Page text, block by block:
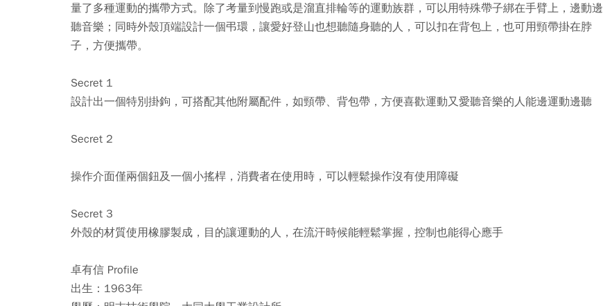
量了多種運動的攜帶方式。除了考量到慢跑或是溜直排輪等的運動族群，可以用特殊帶子綁在手臂上，邊動邊
聽音樂；同時外殼頂端設計一個弔環，讓愛好登山也想聽隨身聽的人，可以扣在背包上，也可用頸帶掛在脖
子，方便攜帶。
Secret 1
設計出一個特別掛鉤，可搭配其他附屬配件，如頸帶、背包帶，方便喜歡運動又愛聽音樂的人能邊運動邊聽
Secret 2
操作介面僅兩個鈕及一個小搖桿，消費者在使用時，可以輕鬆操作沒有使用障礙
Secret 3
外殼的材質使用橡膠製成，目的讓運動的人，在流汗時候能輕鬆掌握，控制也能得心應手
卓有信 Profile
出生：1963年